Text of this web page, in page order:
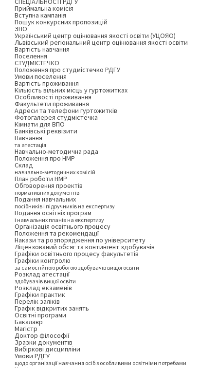
Приймальна комісія
Вступна кампанія
Пошук конкурсних пропозицій
ЗНО
Український центр оцінювання якості освіти (УЦОЯО)
Львівський регіональний центр оцінювання якості освіти
Вартість навчання
Поселення
СТУДМІСТЕЧКО
Положення про студмістечко РДГУ
Умови поселення
Вартість проживання
Кількість вільних місць у гуртожитках
Особливості проживання
Факультети проживання
Адреси та телефони гуртожитків
Фотогалерея студмістечка
Кімнати для ВПО
Банківські реквізити
Навчання
та атестація
Навчально-методична рада
Положення про НМР
Склад
навчально-методичних комісій
План роботи НМР
Обговорення проектів
нормативних документів
Подання навчальних
посібників і підручників на експертизу
Подання освітніх програм
і навчальних планів на експертизу
Організація освітнього процесу
Положення та рекомендації
Накази та розпорядження по університету
Ліцензований обсяг та контингент здобувачів
Графіки освітнього процесу факультетів
Графіки контролю
за самостійною роботою здобувачів вищої освіти
Розклад атестації
здобувачів вищої освіти
Розклад екзаменів
Графіки практик
Перелік заліків
Графік відкритих занять
Освітні програми
Бакалавр
Магістр
Доктор філософії
Зразки документів
Вибіркові дисципліни
Умови РДГУ
щодо організації навчання осіб з особливими освітніми потребами